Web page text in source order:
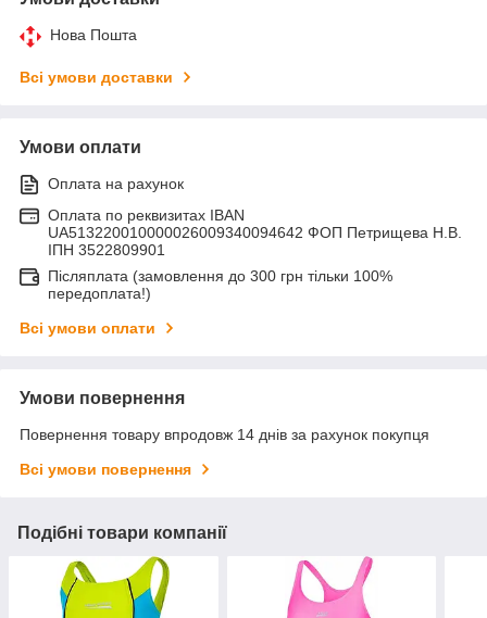
Нова Пошта
Всі умови доставки
Умови оплати
Оплата на рахунок
Оплата по реквизитах IBAN
UA513220010000026009340094642 ФОП Петрищева Н.В.
ІПН 3522809901
Післяплата (замовлення до 300 грн тільки 100%
передоплата!)
Всі умови оплати
Умови повернення
Повернення товару впродовж 14 днів за рахунок покупця
Всі умови повернення
Подібні товари компанії